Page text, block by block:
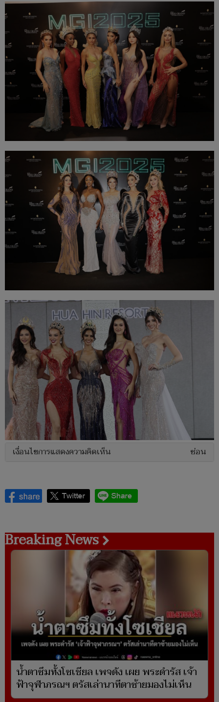
เงื่อนไขการแสดงความคิดเห็น ซ่อน
Breaking News
น้ำตาซึมทั้งโซเชียล เพจดัง เผย พระดำรัส เจ้า
ฟ้าจุฬาภรณฯ ตรัสเล่านาทีตาซ้ายมองไม่เห็น